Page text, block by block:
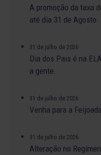
A promoção da taxa
até dia 31 de Agosto.
31 de julho de 2026
Dia dos Pais é na
a gente.
31 de julho de 2026
Venha para a
31 de julho de 2026
Alteração no